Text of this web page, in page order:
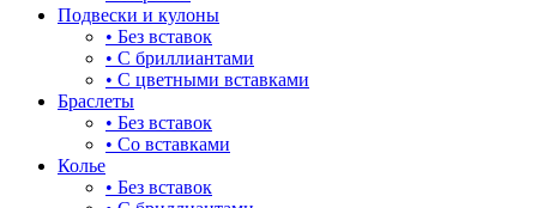
гвоздь
деревья
длинные
для мам
драконы и змеи
Подвески и кулоны
• Без вставок
• С бриллиантами
• С цветными вставками
Браслеты
• Без вставок
• Со вставками
Колье
• Без вставок